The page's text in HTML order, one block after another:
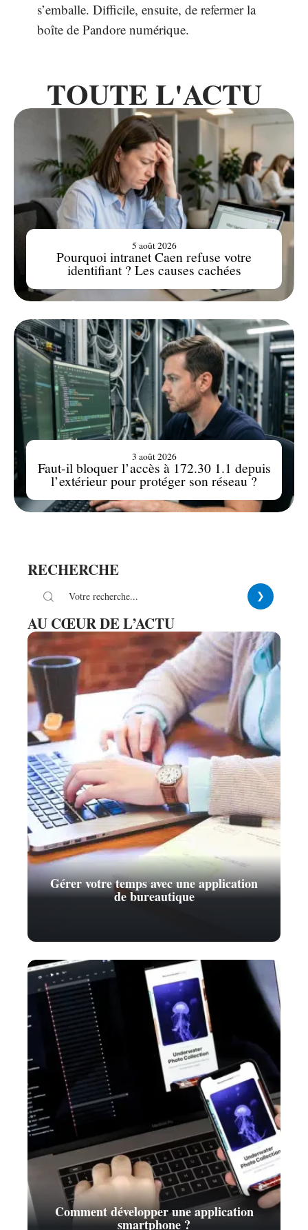
s’emballe. Difficile, ensuite, de refermer la
boîte de Pandore numérique.
TOUTE L'ACTU
Pourquoi intranet Caen refuse votre
identifiant ? Les causes cachées
5 août 2026
Faut-il bloquer l’accès à 172.30 1.1 depuis
l’extérieur pour protéger son réseau ?
3 août 2026
RECHERCHE
AU CŒUR DE L’ACTU
Gérer votre temps avec une application
de bureautique
Comment développer une application
smartphone ?